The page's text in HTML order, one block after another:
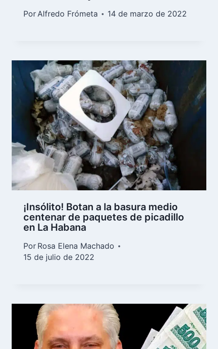
PorAlfredo Frómeta 14 de marzo de 2022
¡Insólito! Botan a la basura medio
centenar de paquetes de picadillo
en La Habana
Por Rosa Elena Machado
15 de julio de 2022